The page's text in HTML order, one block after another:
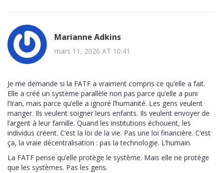
Marianne Adkins
mars 11, 2026 AT 10:41
Je me demande si la FATF a vraiment compris ce qu’elle a fait.
Elle a créé un système parallèle non pas parce qu’elle a puni
l’Iran, mais parce qu’elle a ignoré l’humanité. Les gens veulent
manger. Ils veulent soigner leurs enfants. Ils veulent envoyer de
l’argent à leur famille. Quand les institutions échouent, les
individus créent. C’est la loi de la vie. Pas une loi financière. C’est
ça, la vraie décentralisation : pas la technologie. L’humain.
La FATF pense qu’elle protège le système. Mais elle ne protège
que les systèmes. Pas les gens.